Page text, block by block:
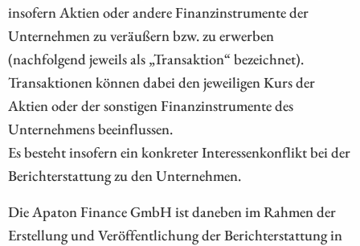
insofern Aktien oder andere Finanzinstrumente der
Unternehmen zu veräußern bzw. zu erwerben
(nachfolgend jeweils als „Transaktion“ bezeichnet).
Transaktionen können dabei den jeweiligen Kurs der
Aktien oder der sonstigen Finanzinstrumente des
Unternehmens beeinflussen.
Es besteht insofern ein konkreter Interessenkonflikt bei der
Berichterstattung zu den Unternehmen.
Die Apaton Finance GmbH ist daneben im Rahmen der
Erstellung und Veröffentlichung der Berichterstattung in